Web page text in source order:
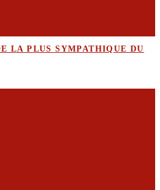
LA PLUS SYMPATHIQUE DU